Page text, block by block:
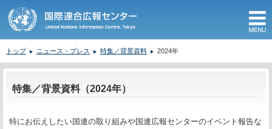
トップ ニュース・プレス 特集／背景資料 2024年
特集／背景資料（2024年）
特にお伝えしたい国連の取り組みや国連広報センターのイベント報告な